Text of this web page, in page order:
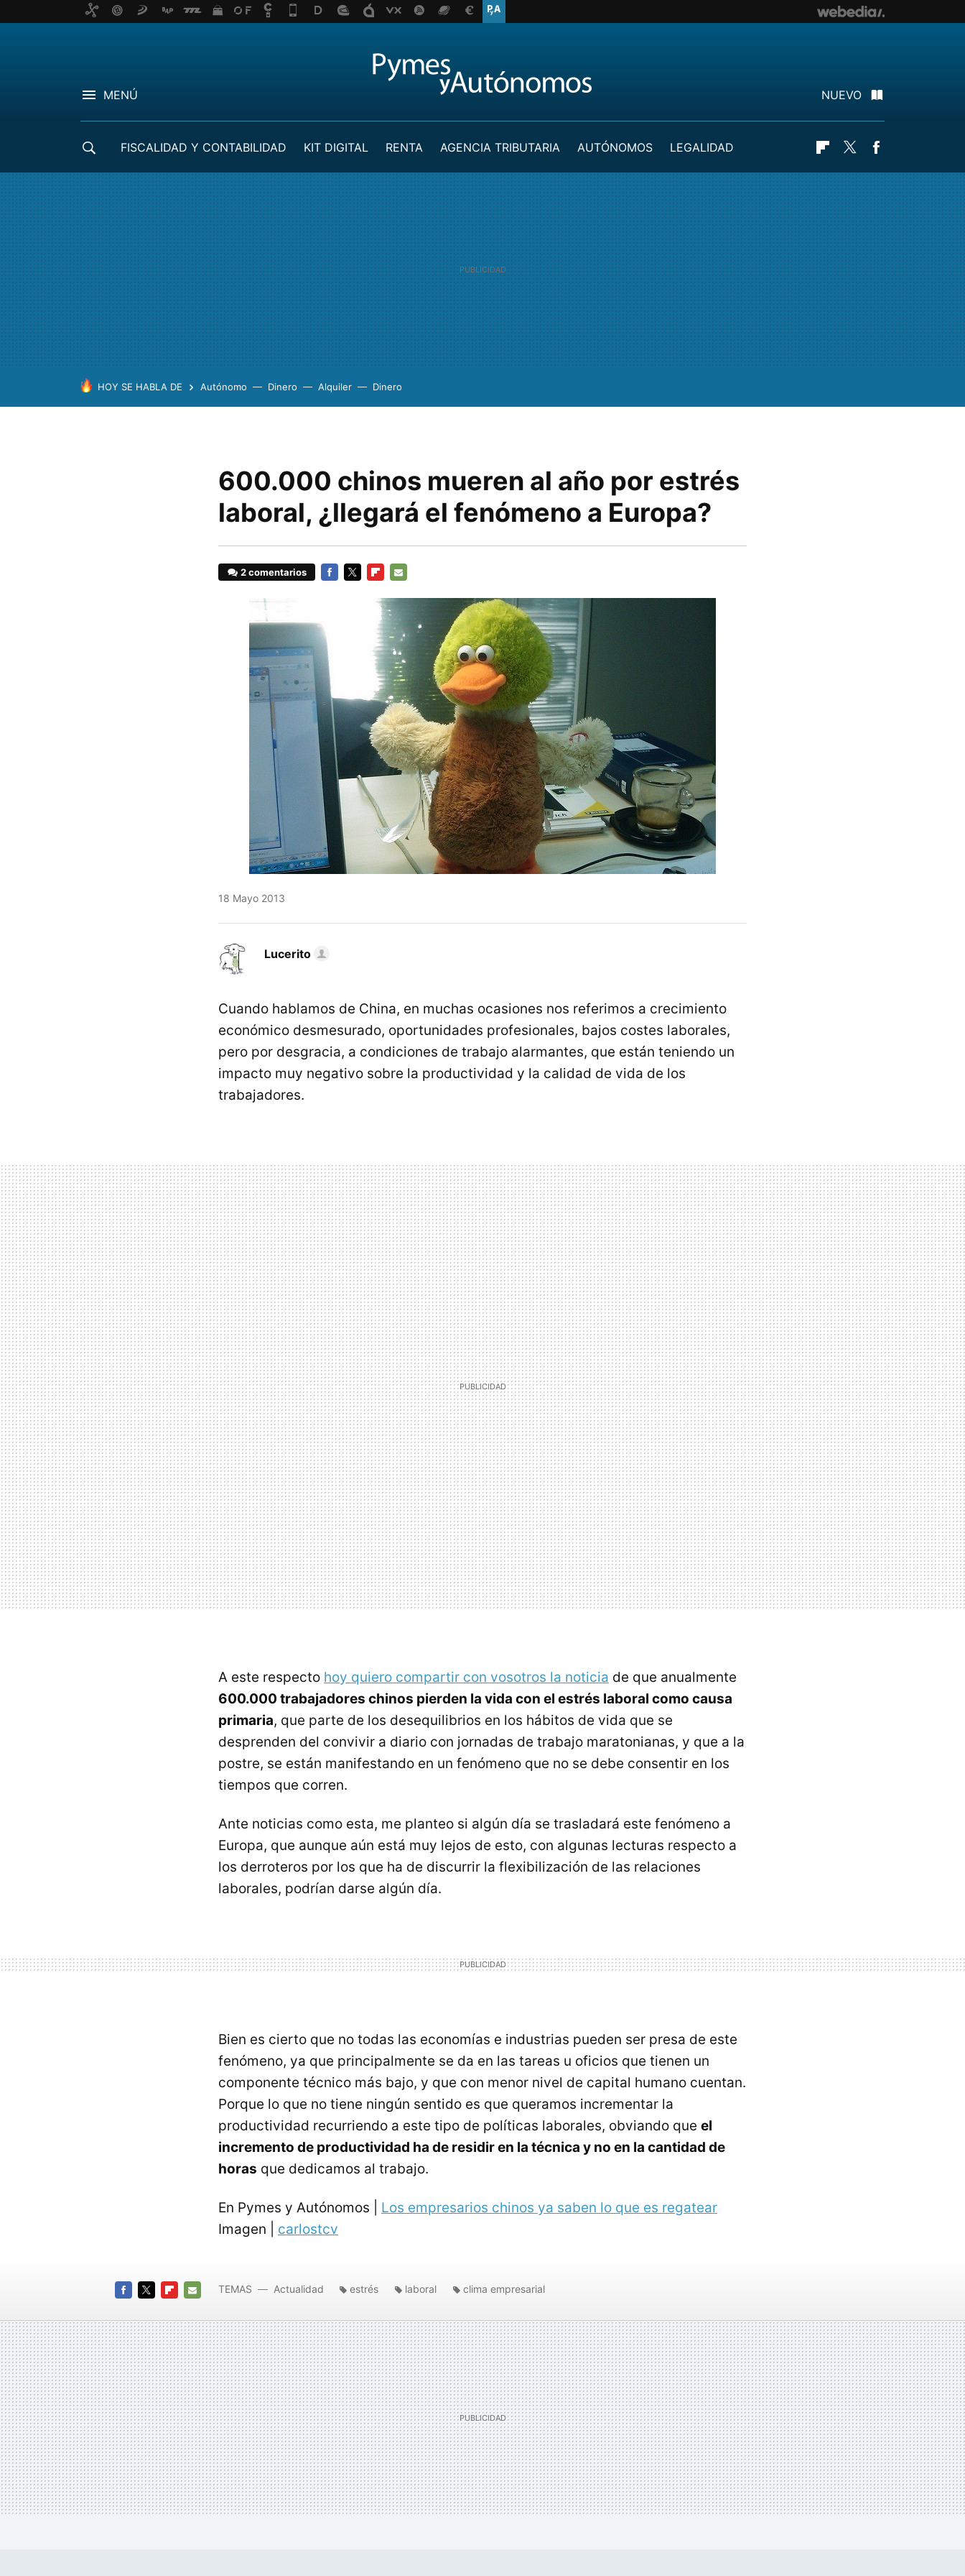
MENÚ NUEVO
FISCALIDAD Y CONTABILIDAD KIT DIGITAL RENTA AGENCIA TRIBUTARIA AUTÓNOMOS
LEGALIDAD
Flipboard
Twitter
HOY SE HABLA DE Autónomo Dinero Alquiler Dinero
600.000 chinos mueren al año por estrés
laboral, ¿llegará el fenómeno a Europa?
2 comentarios
18 Mayo 2013
Lucerito
Cuando hablamos de China, en muchas ocasiones nos referimos a crecimiento
económico desmesurado, oportunidades profesionales, bajos costes laborales,
pero por desgracia, a condiciones de trabajo alarmantes, que están teniendo un
impacto muy negativo sobre la productividad y la calidad de vida de los
trabajadores.
A este respecto hoy quiero compartir con vosotros la noticia de que anualmente
600.000 trabajadores chinos pierden la vida con el estrés laboral como causa
primaria, que parte de los desequilibrios en los hábitos de vida que se
desprenden del convivir a diario con jornadas de trabajo maratonianas, y que a la
postre, se están manifestando en un fenómeno que no se debe consentir en los
tiempos que corren.
Ante noticias como esta, me planteo si algún día se trasladará este fenómeno a
Europa, que aunque aún está muy lejos de esto, con algunas lecturas respecto a
los derroteros por los que ha de discurrir la flexibilización de las relaciones
laborales, podrían darse algún día.
Bien es cierto que no todas las economías e industrias pueden ser presa de este
fenómeno, ya que principalmente se da en las tareas u oficios que tienen un
componente técnico más bajo, y que con menor nivel de capital humano cuentan.
Porque lo que no tiene ningún sentido es que queramos incrementar la
productividad recurriendo a este tipo de políticas laborales, obviando que el
incremento de productividad ha de residir en la técnica y no en la cantidad de
horas que dedicamos al trabajo.
En Pymes y Autónomos | Los empresarios chinos ya saben lo que es regatear
Imagen | carlostcv
MAIL
TEMAS Actualidad estrés laboral clima empresarial